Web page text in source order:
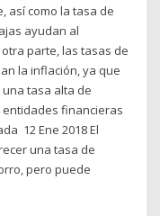
así como la tasa de
ayudan al
parte, las tasas de
la inflación, ya que
tasa alta de
financieras
12 Ene 2018 El
una tasa de
pero puede